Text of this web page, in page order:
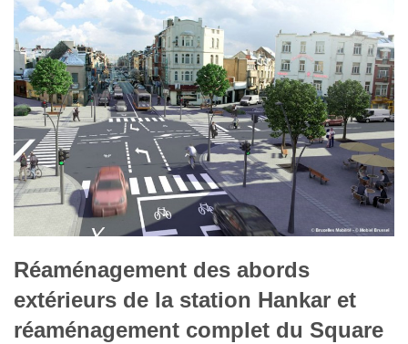
Réaménagement des abords
extérieurs de la station Hankar et
réaménagement complet du Square